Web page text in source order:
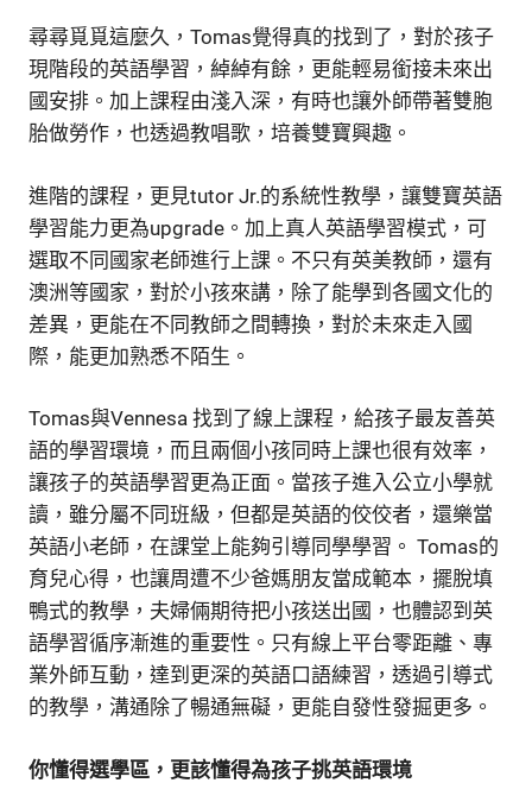
尋尋覓覓這麼久，Tomas覺得真的找到了，對於孩子
現階段的英語學習，綽綽有餘，更能輕易銜接未來出
國安排。加上課程由淺入深，有時也讓外師帶著雙胞
胎做勞作，也透過教唱歌，培養雙寶興趣。
進階的課程，更見tutor Jr.的系統性教學，讓雙寶英語
學習能力更為upgrade。加上真人英語學習模式，可
選取不同國家老師進行上課。不只有英美教師，還有
澳洲等國家，對於小孩來講，除了能學到各國文化的
差異，更能在不同教師之間轉換，對於未來走入國
際，能更加熟悉不陌生。
Tomas與Vennesa 找到了線上課程，給孩子最友善英
語的學習環境，而且兩個小孩同時上課也很有效率，
讓孩子的英語學習更為正面。當孩子進入公立小學就
讀，雖分屬不同班級，但都是英語的佼佼者，還樂當
英語小老師，在課堂上能夠引導同學學習。 Tomas的
育兒心得，也讓周遭不少爸媽朋友當成範本，擺脫填
鴨式的教學，夫婦倆期待把小孩送出國，也體認到英
語學習循序漸進的重要性。只有線上平台零距離、專
業外師互動，達到更深的英語口語練習，透過引導式
的教學，溝通除了暢通無礙，更能自發性發掘更多。
你懂得選學區，更該懂得為孩子挑英語環境